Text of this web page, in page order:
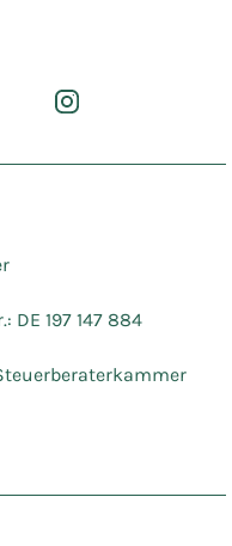
197 147 884